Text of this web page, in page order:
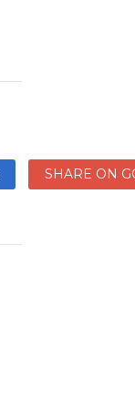
SHARE ON